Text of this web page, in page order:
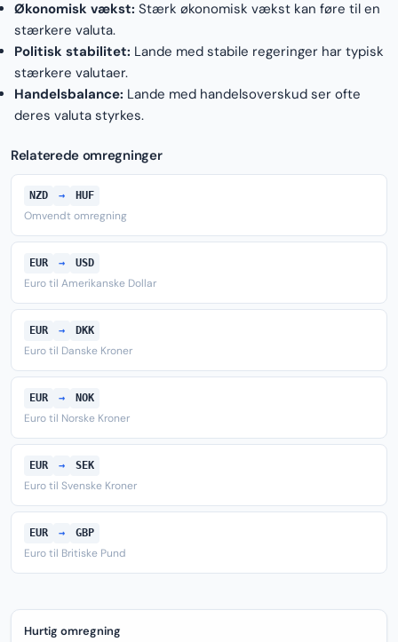
Økonomisk vækst: Stærk økonomisk vækst kan føre til en
stærkere valuta.
Politisk stabilitet: Lande med stabile regeringer har typisk
stærkere valutaer.
Handelsbalance: Lande med handelsoverskud ser ofte
deres valuta styrkes.
Relaterede omregninger
NZD → HUF
Omvendt omregning
EUR → USD
Euro til Amerikanske Dollar
EUR → DKK
Euro til Danske Kroner
EUR → NOK
Euro til Norske Kroner
EUR → SEK
Euro til Svenske Kroner
EUR → GBP
Euro til Britiske Pund
Hurtig omregning